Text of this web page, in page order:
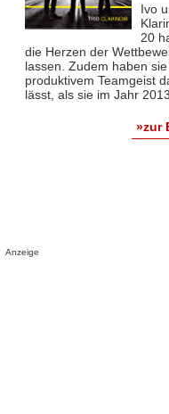
Ivo
20
die Herzen der
lassen. Zudem haben
produktivem Teamgeist
lässt, als sie im Jahr
»zur
Anzeige